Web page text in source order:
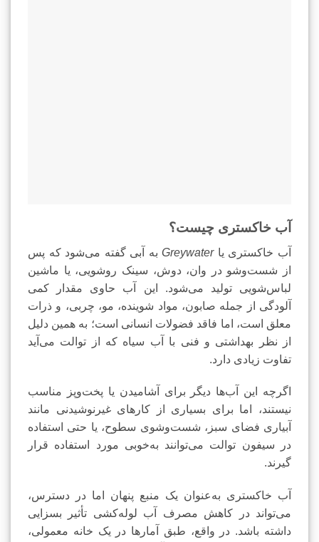
آب خاکستری چیست؟
آب خاکستری یاGreywaterبه آبی گفته می‌شود که پس
از شست‌وشو در وان، دوش، سینک روشویی، یا ماشین
لباس‌شویی تولید می‌شود. این آب حاوی مقدار کمی
آلودگی از جمله صابون، مواد شوینده، مو، چربی، و ذرات
معلق است، اما فاقد فضولات انسانی است؛ به همین دلیل
از نظر بهداشتی و فنی با آب سیاه که از توالت می‌آید
تفاوت زیادی دارد.
اگرچه این آب‌ها دیگر برای آشامیدن یا پخت‌وپز مناسب
نیستند، اما برای بسیاری از کارهای غیرنوشیدنی مانند
آبیاری فضای سبز، شست‌وشوی سطوح، یا حتی استفاده
در سیفون توالت می‌توانند به‌خوبی مورد استفاده قرار
گیرند.
آب خاکستری به‌عنوان یک منبع پنهان اما در دسترس،
می‌تواند در کاهش مصرف آب لوله‌کشی تأثیر بسزایی
داشته باشد. در واقع، طبق آمارها در یک خانه معمولی،